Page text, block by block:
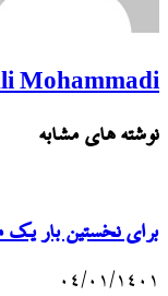
Mohammadi
نوشته های مشابه
برای نخستین بار
۰۴/۰۱/۱۴۰۱